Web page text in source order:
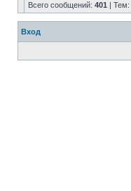
Всего сообщений: 401 | Тем:
Вход